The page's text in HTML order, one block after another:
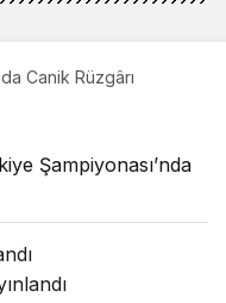
Canik Rüzgârı
Şampiyonası’nda